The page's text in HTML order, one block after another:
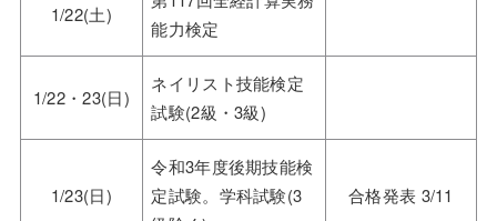
1/22(土)
能力検定
1/22・23(日)
ネイリスト技能検定
試験(2級・3級)
1/23(日)
令和3年度後期技能検
定試験。学科試験(3
合格発表 3/11